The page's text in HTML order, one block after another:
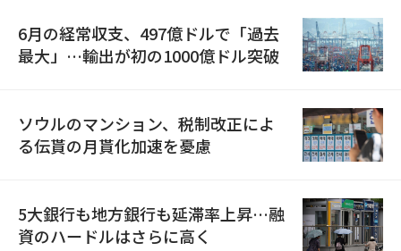
6月の経常収支、497億ドルで「過去
最大」…輸出が初の1000億ドル突破
ソウルのマンション、税制改正によ
る伝貰の月貰化加速を憂慮
5大銀行も地方銀行も延滞率上昇…融
資のハードルはさらに高く